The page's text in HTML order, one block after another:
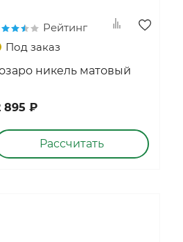
Рейтинг
Под заказ
никель матовый
895 ₽
Рассчитать